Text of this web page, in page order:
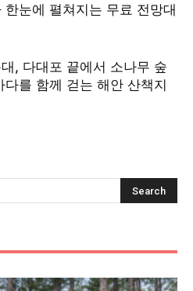
한눈에 펼쳐지는 무료 전망대
, 다대포 끝에서 소나무 숲
다를 함께 걷는 해안 산책지